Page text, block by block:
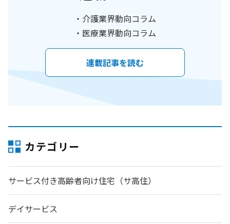
介護業界動向コラム
医療業界動向コラム
連載記事を読む
カテゴリー
サービス付き高齢者向け住宅（サ高住）
デイサービス